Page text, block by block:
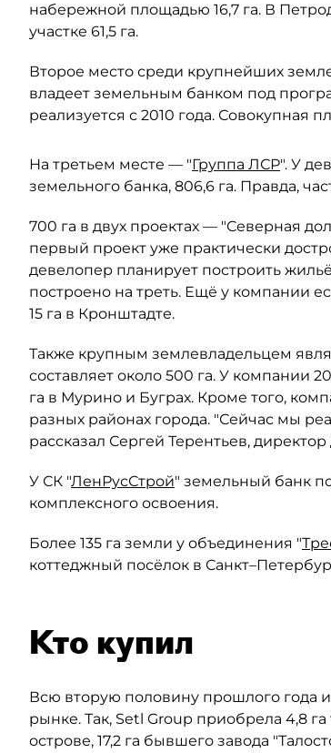
набережной площадью 16,7 га. В
участке 61,5 га.
Второе место среди крупнейших
владеет земельным банком под
реализуется с 2010 года.
На третьем месте — "Группа ЛСР". У
земельного банка, 806,6 га. Правда,
700 га в двух проектах — "Северная
первый проект уже практически
девелопер планирует построить
построено на треть. Ещё у компании
15 га в Кронштадте.
Также крупным землевладельцем
составляет около 500 га. У компании
га в Мурино и Буграх. Кроме того,
разных районах города. "Сейчас мы
рассказал Сергей Терентьев,
У СК "ЛенРусСтрой" земельный банк
комплексного освоения.
Более 135 га земли у объединения "
коттеджный посёлок в
Кто купил
Всю вторую половину прошлого года
рынке. Так, Setl Group приобрела 4,8
острове, 17,2 га бывшего завода